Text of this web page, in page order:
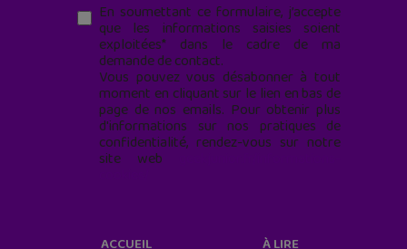
En soumettant ce formulaire, j’accepte
que les informations saisies soient
exploitées* dans le cadre de ma
demande de contact.
Vous pouvez vous désabonner à tout
moment en cliquant sur le lien en bas de
page de nos emails. Pour obtenir plus
d'informations sur nos pratiques de
confidentialité, rendez-vous sur notre
site web
ACCUEIL À LIRE